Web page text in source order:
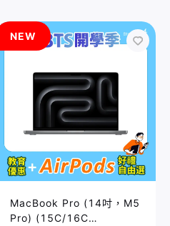
NEW
MacBook Pro (14吋，M5
Pro) (15C/16C